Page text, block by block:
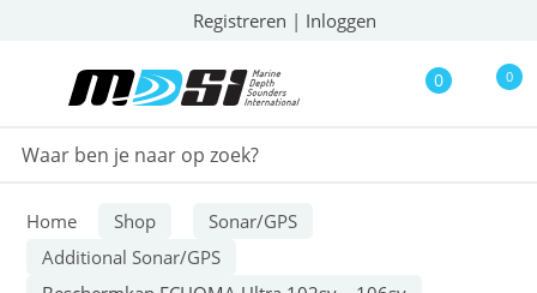
Registreren | Inloggen
0 0
Home Shop
Sonar/GPS
Additional Sonar/GPS